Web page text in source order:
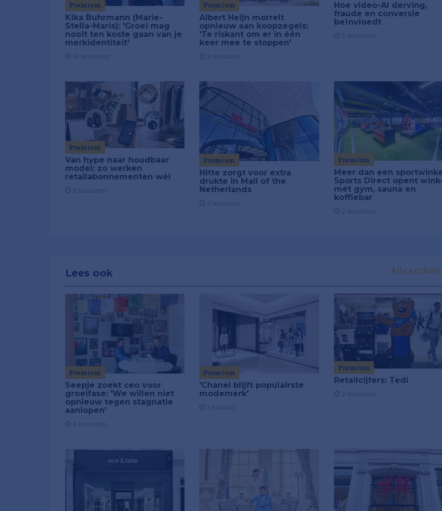
Premium
Kika Buhrmann (Marie-
Stella-Maris): 'Groei mag
nooit ten koste gaan van je
merkidentiteit'
Premium
Albert Heijn morrelt
opnieuw aan koopzegels:
'Te riskant om er in één
keer mee te stoppen'
Hoe video-AI derving,
fraude en conversie
beïnvloedt
Premium
Van hype naar houdbaar
model: zo werken
retailabonnementen wél
Premium
Hitte zorgt voor extra
drukte in Mall of the
Netherlands
Premium
Meer dan een
Sports Direct opent
mét gym, sauna en
koffiebar
Lees ook Alle
Premium
Seepje zoekt ceo voor
groeifase: 'We willen niet
opnieuw tegen stagnatie
aanlopen'
Premium
'Chanel blijft populairste
modemerk'
Premium
Retailcijfers: Tedi